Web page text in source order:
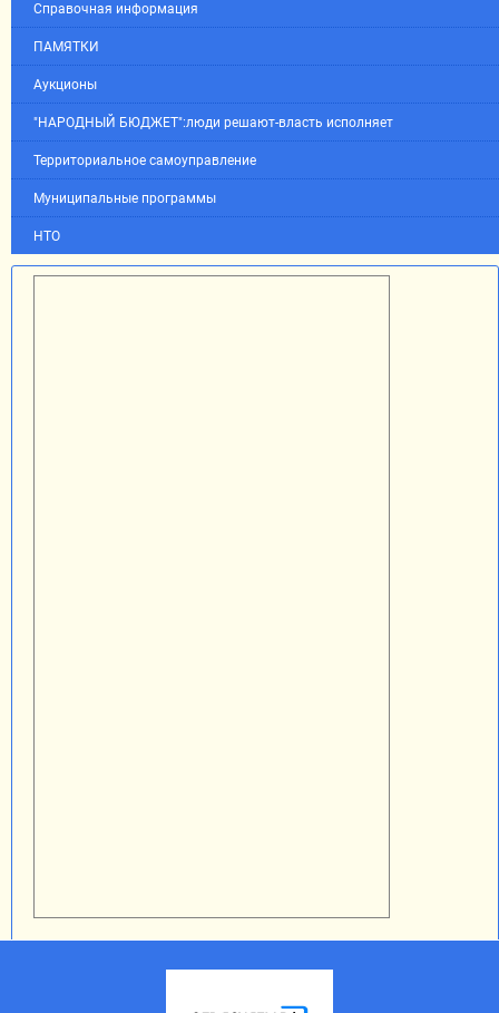
Справочная информация
ПАМЯТКИ
Аукционы
"НАРОДНЫЙ БЮДЖЕТ":люди решают-власть исполняет
Территориальное самоуправление
Муниципальные программы
НТО